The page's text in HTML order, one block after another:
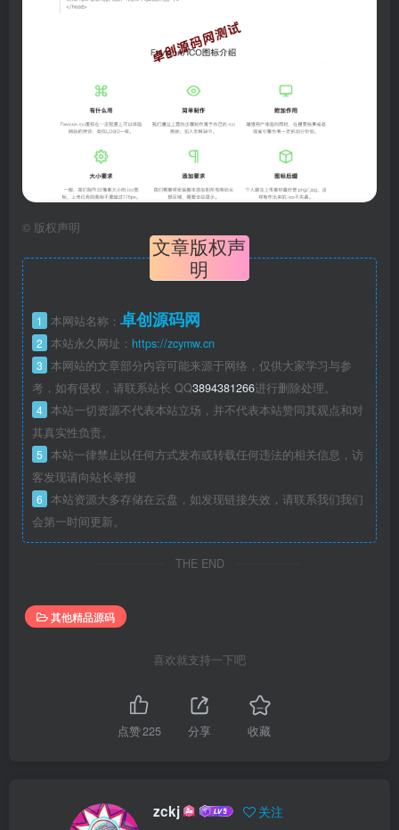
© 版权声明
文章版权声
明
1 本网站名称： 卓创源码网
2 本站永久网址： https://zcymw.cn
3 本网站的文章部分内容可能来源于网络，仅供大家学习与参
考，如有侵权，请联系站长 QQ3894381266进行删除处理。
4 本站一切资源不代表本站立场，并不代表本站赞同其观点和对
其真实性负责。
5 本站一律禁止以任何方式发布或转载任何违法的相关信息，访
客发现请向站长举报
6 本站资源大多存储在云盘，如发现链接失效，请联系我们我们
会第一时间更新。
THE END
其他精品源码
喜欢就支持一下吧
点赞225 分享 收藏
zckj 关注